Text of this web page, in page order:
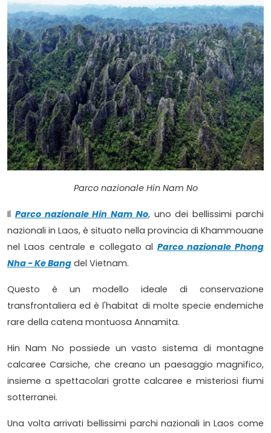
Parco nazionale Hin Nam No
Il Parco nazionale Hin Nam No, uno dei bellissimi parchi
nazionali in Laos, è situato nella provincia di Khammouane
nel Laos centrale e collegato alParco nazionale Phong
Nha - Ke Bang del Vietnam.
Questo è un modello ideale di conservazione
transfrontaliera ed è l'habitat di molte specie endemiche
rare della catena montuosa Annamita.
Hin Nam No possiede un vasto sistema di montagne
calcaree Carsiche, che creano un paesaggio magnifico,
insieme a spettacolari grotte calcaree e misteriosi fiumi
sotterranei.
Una volta arrivati bellissimi parchi nazionali in Laos come